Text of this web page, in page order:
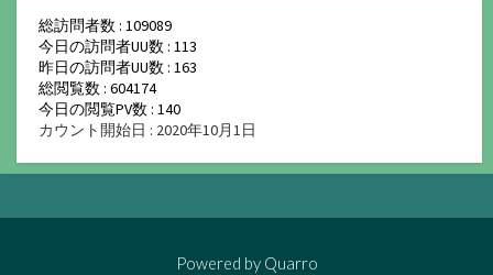
総訪問者数 : 109089
今日の訪問者UU数 : 113
昨日の訪問者UU数 : 163
総閲覧数 : 604174
今日の閲覧PV数 : 140
カウント開始日 : 2020年10月1日
Powered by Quarro